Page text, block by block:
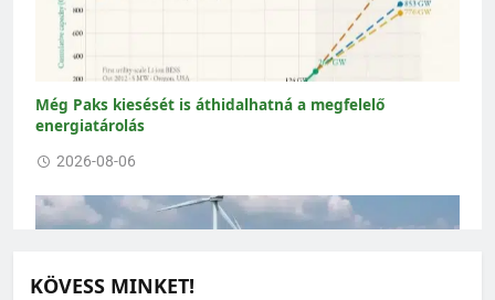
Még Paks kiesését is áthidalhatná a megfelelő
energiatárolás
2026-08-06
KÖVESS MINKET!